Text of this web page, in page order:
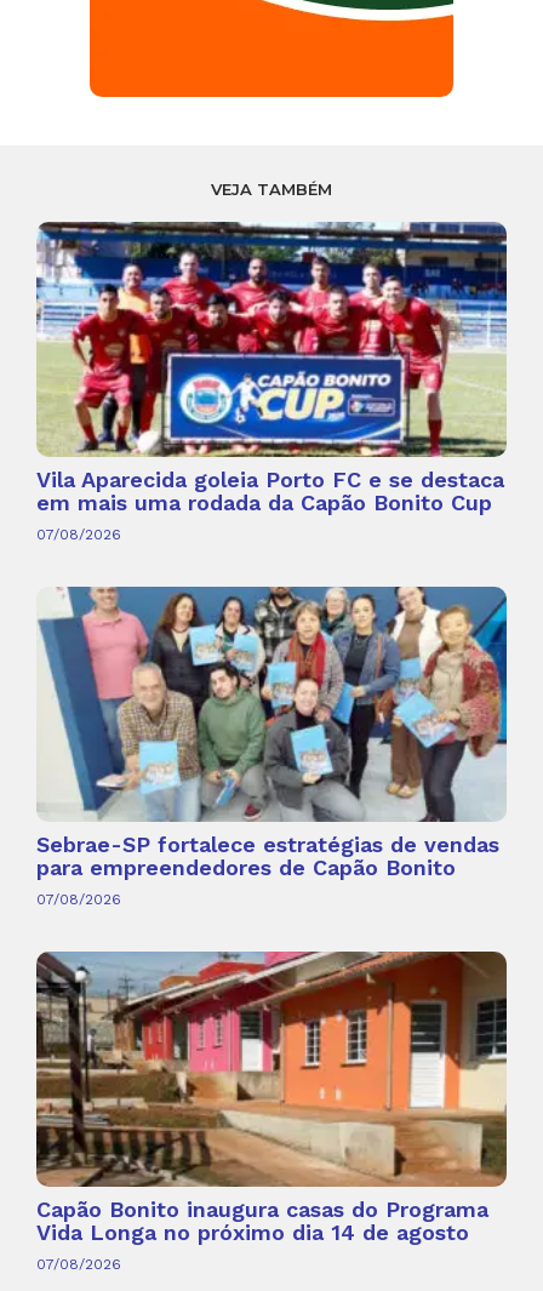
VEJA TAMBÉM
Vila Aparecida goleia Porto FC e se destaca
em mais uma rodada da Capão Bonito Cup
07/08/2026
Sebrae-SP fortalece estratégias de vendas
para empreendedores de Capão Bonito
07/08/2026
Capão Bonito inaugura casas do Programa
Vida Longa no próximo dia 14 de agosto
07/08/2026